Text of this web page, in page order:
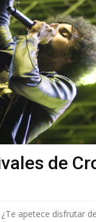
de
apetece disfrutar